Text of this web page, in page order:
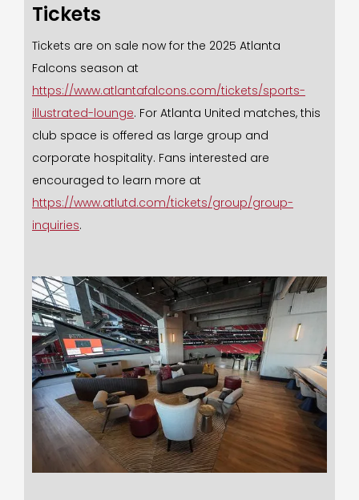
Tickets
Tickets are on sale now for the 2025 Atlanta
Falcons season at
https://www.atlantafalcons.com/tickets/sports-
illustrated-lounge. For Atlanta United matches, this
club space is offered as large group and
corporate hospitality. Fans interested are
encouraged to learn more at
https://www.atlutd.com/tickets/group/group-
inquiries.